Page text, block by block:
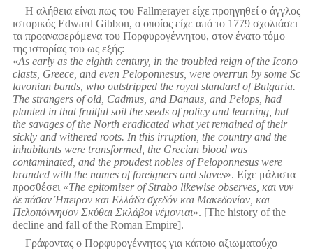
Η αλήθεια είναι πως του Fallmerayer είχε προηγηθεί ο άγγλος
ιστορικός Edward Gibbon, ο οποίος είχε από το 1779 σχολιάσει
τα προαναφερόμενα του Πορφυρογέννητου, στον ένατο τόμο
της ιστορίας του ως εξής:
«As early as the eighth century, in the troubled reign of the Icono
clasts, Greece, and even Peloponnesus, were overrun by some Sc
lavonian bands, who outstripped the royal standard of Bulgaria.
The strangers of old, Cadmus, and Danaus, and Pelops, had
planted in that fruitful soil the seeds of policy and learning, but
the savages of the North eradicated what yet remained of their
sickly and withered roots. In this irruption, the country and the
inhabitants were transformed, the Grecian blood was
contaminated, and the proudest nobles of Peloponnesus were
branded with the names of foreigners and slaves». Είχε μάλιστα
προσθέσει «The epitomiser of Strabo likewise observes, και νυν
δε πάσαν Ήπειρον και Ελλάδα σχεδόν και Μακεδονίαν, και
Πελοπόννησον Σκύθαι Σκλάβοι νέμονται». [The history of the
decline and fall of the Roman Empire].
Γράφοντας ο Πορφυρογέννητος για κάποιο αξιωματούχο